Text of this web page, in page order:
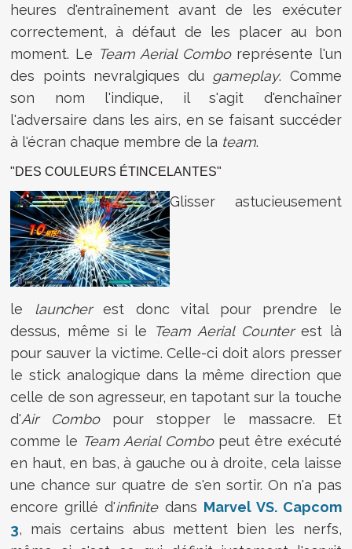
heures d'entraînement avant de les exécuter
correctement, à défaut de les placer au bon
moment. Le Team Aerial Comboreprésente l'un
des points nevralgiques du gameplay. Comme
son nom l'indique, il s'agit d'enchaîner
l'adversaire dans les airs, en se faisant succéder
à l'écran chaque membre de la team.
"DES COULEURS ÉTINCELANTES"
Glisser astucieusement
le launcherest donc vital pour prendre le
dessus, même si le
Team Aerial Counterest là
pour sauver la victime. Celle-ci doit alors presser
le stick analogique dans la même direction que
celle de son agresseur, en tapotant sur la touche
d'Air Combopour stopper le massacre. Et
comme le Team Aerial Combopeut être exécuté
en haut, en bas, à gauche ou à droite, cela laisse
une chance sur quatre de s'en sortir. On n'a pas
encore grillé d'infinitedans Marvel VS. Capcom
3, mais certains abus mettent bien les nerfs,